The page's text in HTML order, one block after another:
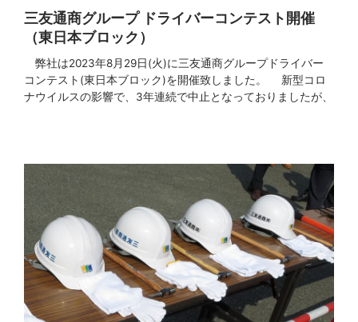
三友通商グループ ドライバーコンテスト開催
（東日本ブロック）
弊社は2023年8月29日(火)に三友通商グループドライバー
コンテスト(東日本ブロック)を開催致しました。 新型コロ
ナウイルスの影響で、3年連続で中止となっておりましたが、
者や見学者の体調など不安もありましたが、無事コンテスト